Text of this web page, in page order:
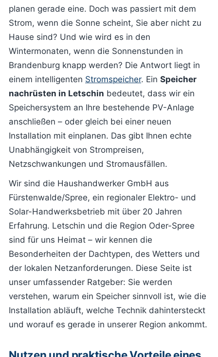
planen gerade eine. Doch was passiert mit dem
Strom, wenn die Sonne scheint, Sie aber nicht zu
Hause sind? Und wie wird es in den
Wintermonaten, wenn die Sonnenstunden in
Brandenburg knapp werden? Die Antwort liegt in
einem intelligenten Stromspeicher. Ein Speicher
nachrüsten in Letschin bedeutet, dass wir ein
Speichersystem an Ihre bestehende PV-Anlage
anschließen – oder gleich bei einer neuen
Installation mit einplanen. Das gibt Ihnen echte
Unabhängigkeit von Strompreisen,
Netzschwankungen und Stromausfällen.
Wir sind die Haushandwerker GmbH aus
Fürstenwalde/Spree, ein regionaler Elektro- und
Solar-Handwerksbetrieb mit über 20 Jahren
Erfahrung. Letschin und die Region Oder-Spree
sind für uns Heimat – wir kennen die
Besonderheiten der Dachtypen, des Wetters und
der lokalen Netzanforderungen. Diese Seite ist
unser umfassender Ratgeber: Sie werden
verstehen, warum ein Speicher sinnvoll ist, wie die
Installation abläuft, welche Technik dahintersteckt
und worauf es gerade in unserer Region ankommt.